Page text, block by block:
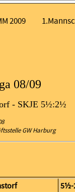
2009
08/09
- SKJE 5½:2½
GW Harburg